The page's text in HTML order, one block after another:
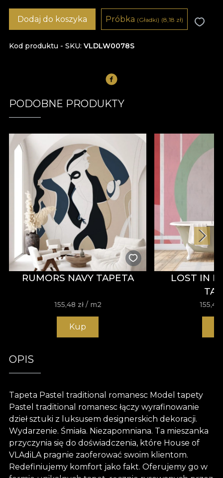
Kod produktu - SKU VLDLW0078S
Dodaj do koszyka Próbka (Gładki) (8,18 zł)
PODOBNE PRODUKTY
RUMORS NAVY TAPETA
155,48 zł / m2
Kup
LOST IN
155,48
OPIS
Tapeta Pastel traditional romanesc Model tapety
Pastel traditional romanesc łączy wyrafinowanie
dzieł sztuki z luksusem designerskich dekoracji.
Wydarzenie. Śmiała. Niezapomniana. Ta mieszanka
przyczynia się do doświadczenia, które House of
VLAdiLA pragnie zaoferować swoim klientom.
Redefiniujemy komfort jako fakt. Oferujemy go w